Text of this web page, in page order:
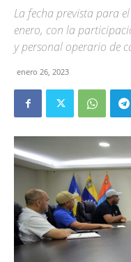
La fecha prevista para
enero, con la
y personal operario de
enero 26, 2023